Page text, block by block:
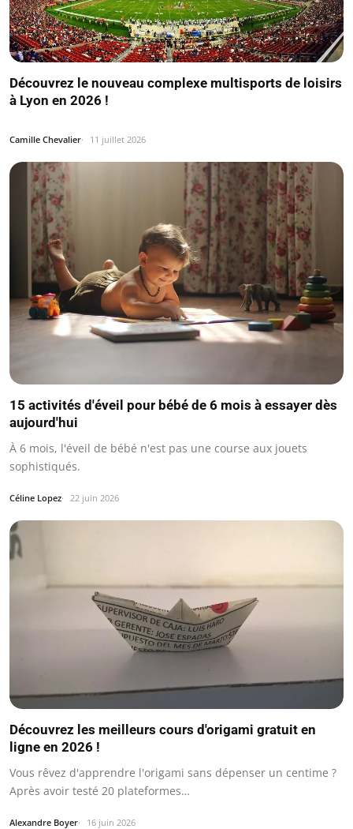
Découvrez le nouveau complexe multisports de loisirs
à Lyon en 2026 !
Camille Chevalier 11 juillet 2026
15 activités d'éveil pour bébé de 6 mois à essayer dès
aujourd'hui
À 6 mois, l'éveil de bébé n'est pas une course aux jouets
sophistiqués.
Céline Lopez 22 juin 2026
Découvrez les meilleurs cours d'origami gratuit en
ligne en 2026 !
Vous rêvez d'apprendre l'origami sans dépenser un centime ?
Après avoir testé 20 plateformes…
Alexandre Boyer 16 juin 2026